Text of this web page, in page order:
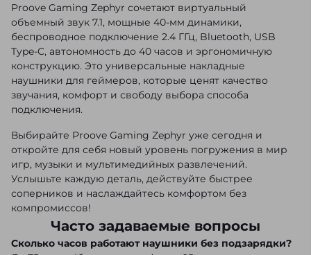
Proove Gaming Zephyr сочетают виртуальный
объемный звук 7.1, мощные 40-мм динамики,
беспроводное подключение 2.4 ГГц, Bluetooth, USB
Type-C, автономность до 40 часов и эргономичную
конструкцию. Это универсальные накладные
наушники для геймеров, которые ценят качество
звучания, комфорт и свободу выбора способа
подключения.
Выбирайте Proove Gaming Zephyr уже сегодня и
откройте для себя новый уровень погружения в мир
игр, музыки и мультимедийных развлечений.
Услышьте каждую деталь, действуйте быстрее
соперников и наслаждайтесь комфортом без
компромиссов!
Часто задаваемые вопросы
Сколько часов работают наушники без подзарядки?